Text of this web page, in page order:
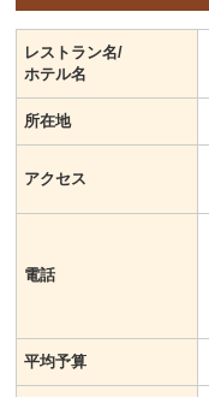
レストラン名/
ホテル名
所在地
アクセス
電話
平均予算